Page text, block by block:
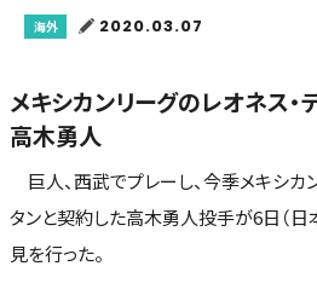
海外 2020.03.07
メキシカンリーグのレオネス・
高木勇人
巨人、西武でプレーし、今季メキシカ
タンと契約した高木勇人投手が6日（日
見を行った。